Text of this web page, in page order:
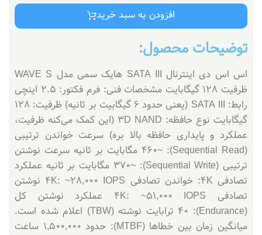
افزودن به سبد خرید
توضیحات محصول:
اس اس دی اینترنال SATA III هایک سمی مدل WAVE S
ظرفیت 128 گیگابایت مشخصات فنی: فرم فکتور: ۲.۵ اینچی
رابط: SATA III (یعنی حدود ۶ گیگابیت بر ثانیه) ظرفیت: ۱۲۸
گیگابایت نوع حافظه: 3D NAND (این کمک می‌کنه ظرفیت،
عملکرد و پایداری حافظه بالا بره) سرعت خواندن ترتیبی
(Sequential Read): ~۴۶۰ مگابایت بر ثانیه سرعت نوشتن
ترتیبی (Sequential Write): ~۳۷۰ مگابایت بر ثانیه عملکرد
تصادفی ۴K: خواندن تصادفی ۴K: ~۲۸,۰۰۰ IOPS نوشتن
تصادفی ۴K: ~۵۱,۰۰۰ IOPS عملکرد نوشتن کل
(Endurance): ۴۰ ترابایت نوشته (TBW) اعلام شده است.
میانگین زمان بین خطاها (MTBF): حدود 1,500,000 ساعت